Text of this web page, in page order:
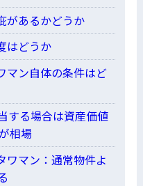
があるかどうか
はどうか
マン自体の条件はど
する場合は資産価値
相場
ワマン：通常物件よ